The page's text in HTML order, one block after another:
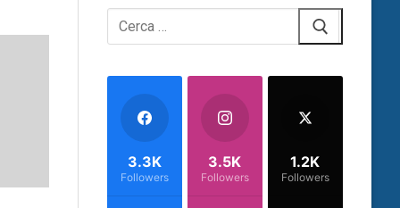
Cerca:
3.3K
Followers
3.5K
Followers
1.2K
Followers